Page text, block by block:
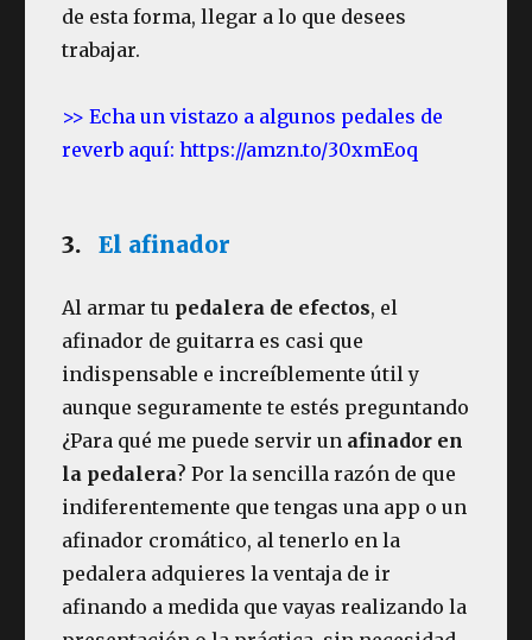
de esta forma, llegar a lo que desees
trabajar.
>> Echa un vistazo a algunos pedales de
reverb aquí: https://amzn.to/30xmEoq
3.El afinador
Al armar tu pedalera de efectos, el
afinador de guitarra es casi que
indispensable e increíblemente útil y
aunque seguramente te estés preguntando
¿Para qué me puede servir un afinador en
la pedalera? Por la sencilla razón de que
indiferentemente que tengas una app o un
afinador cromático, al tenerlo en la
pedalera adquieres la ventaja de ir
afinando a medida que vayas realizando la